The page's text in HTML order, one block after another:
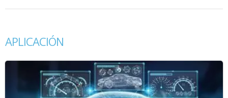
APLICACIÓN